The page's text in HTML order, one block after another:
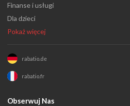
Finanse i usługi
Dla dzieci
Pokaż więcej
rabatio.de
rabatio.fr
Obserwuj Nas